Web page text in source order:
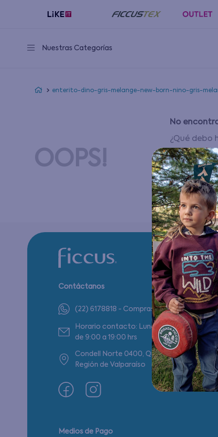
Nuestras Categorías
enterito-dino-gris-melange-new-born-nino-gris-
OOPS!
No
¿Qué debo
Utiliza
Intenta
Contáctanos
(22) 6178818 - Compras Internet
Horario contacto: Lunes a Viernes
de 9:00 a 19:00 hrs
Condell Norte 0400, Quilpué,
Región de Valparaíso
Medios de Pago